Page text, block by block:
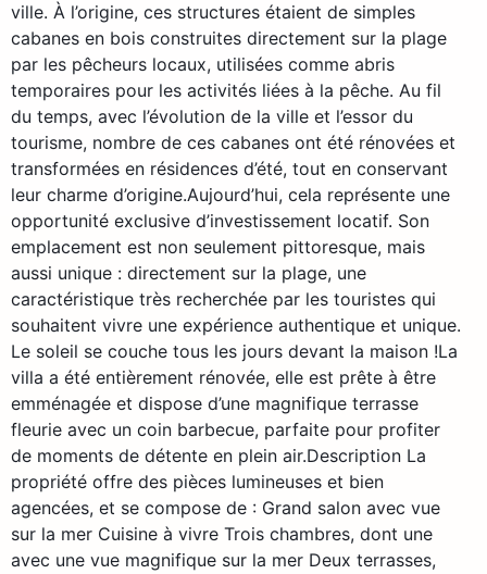
ville. À l’origine, ces structures étaient de simples
cabanes en bois construites directement sur la plage
par les pêcheurs locaux, utilisées comme abris
temporaires pour les activités liées à la pêche. Au fil
du temps, avec l’évolution de la ville et l’essor du
tourisme, nombre de ces cabanes ont été rénovées et
transformées en résidences d’été, tout en conservant
leur charme d’origine.Aujourd’hui, cela représente une
opportunité exclusive d’investissement locatif. Son
emplacement est non seulement pittoresque, mais
aussi unique : directement sur la plage, une
caractéristique très recherchée par les touristes qui
souhaitent vivre une expérience authentique et unique.
Le soleil se couche tous les jours devant la maison !La
villa a été entièrement rénovée, elle est prête à être
emménagée et dispose d’une magnifique terrasse
fleurie avec un coin barbecue, parfaite pour profiter
de moments de détente en plein air.Description La
propriété offre des pièces lumineuses et bien
agencées, et se compose de : Grand salon avec vue
sur la mer Cuisine à vivre Trois chambres, dont une
avec une vue magnifique sur la mer Deux terrasses,